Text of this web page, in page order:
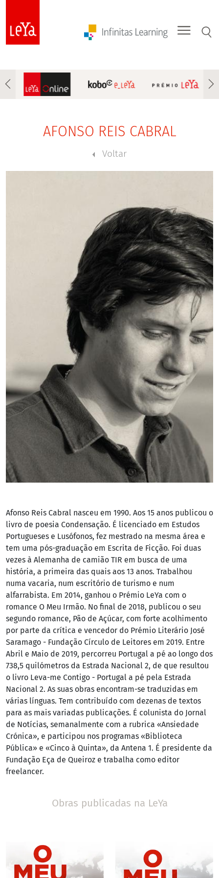
AFONSO REIS CABRAL
Voltar
Afonso Reis Cabral nasceu em 1990. Aos 15 anos publicou o
livro de poesia Condensação. É licenciado em Estudos
Portugueses e Lusófonos, fez mestrado na mesma área e
tem uma pós-graduação em Escrita de Ficção. Foi duas
vezes à Alemanha de camião TIR em busca de uma
história, a primeira das quais aos 13 anos. Trabalhou
numa vacaria, num escritório de turismo e num
alfarrabista. Em 2014, ganhou o Prémio LeYa com o
romance O Meu Irmão. No final de 2018, publicou o seu
segundo romance, Pão de Açúcar, com forte acolhimento
por parte da crítica e vencedor do Prémio Literário José
Saramago - Fundação Círculo de Leitores em 2019. Entre
Abril e Maio de 2019, percorreu Portugal a pé ao longo dos
738,5 quilómetros da Estrada Nacional 2, de que resultou
o livro Leva-me Contigo - Portugal a pé pela Estrada
Nacional 2. As suas obras encontram-se traduzidas em
várias línguas. Tem contribuído com dezenas de textos
para as mais variadas publicações. É colunista do Jornal
de Notícias, semanalmente com a rubrica «Ansiedade
Crónica», e participou nos programas «Biblioteca
Pública» e «Cinco à Quinta», da Antena 1. É presidente da
Fundação Eça de Queiroz e trabalha como editor
freelancer.
Obras publicadas na LeYa